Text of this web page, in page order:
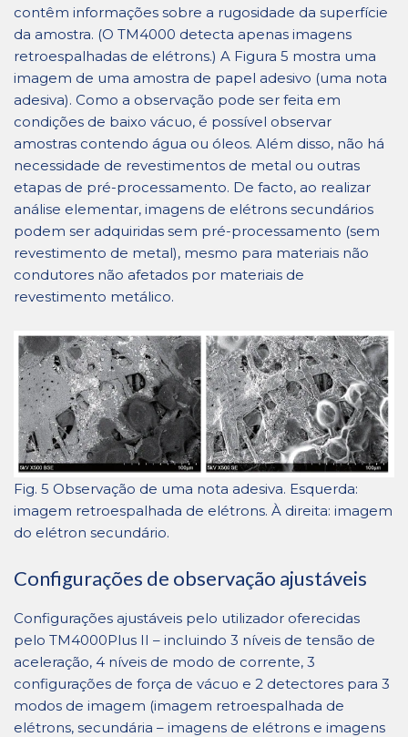
contêm informações sobre a rugosidade da superfície
da amostra. (O TM4000 detecta apenas imagens
retroespalhadas de elétrons.) A Figura 5 mostra uma
imagem de uma amostra de papel adesivo (uma nota
adesiva). Como a observação pode ser feita em
condições de baixo vácuo, é possível observar
amostras contendo água ou óleos. Além disso, não há
necessidade de revestimentos de metal ou outras
etapas de pré-processamento. De facto, ao realizar
análise elementar, imagens de elétrons secundários
podem ser adquiridas sem pré-processamento (sem
revestimento de metal), mesmo para materiais não
condutores não afetados por materiais de
revestimento metálico.
Fig. 5 Observação de uma nota adesiva. Esquerda:
imagem retroespalhada de elétrons. À direita: imagem
do elétron secundário.
Configurações de observação ajustáveis
Configurações ajustáveis ​​pelo utilizador oferecidas
pelo TM4000Plus II – incluindo 3 níveis de tensão de
aceleração, 4 níveis de modo de corrente, 3
configurações de força de vácuo e 2 detectores para 3
modos de imagem (imagem retroespalhada de
elétrons, secundária – imagens de elétrons e imagens